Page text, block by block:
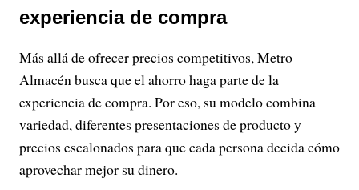
experiencia de compra
Más allá de ofrecer precios competitivos, Metro
Almacén busca que el ahorro haga parte de la
experiencia de compra. Por eso, su modelo combina
variedad, diferentes presentaciones de producto y
precios escalonados para que cada persona decida cómo
aprovechar mejor su dinero.